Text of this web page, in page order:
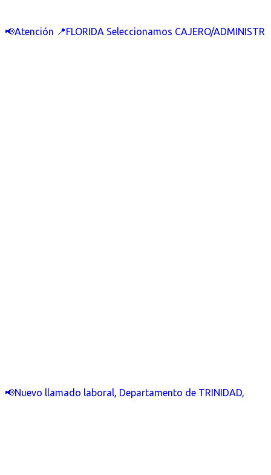
📢Atención 📍FLORIDA Seleccionamos CAJERO/ADMINISTR
📢Nuevo llamado laboral, Departamento de TRINIDAD,